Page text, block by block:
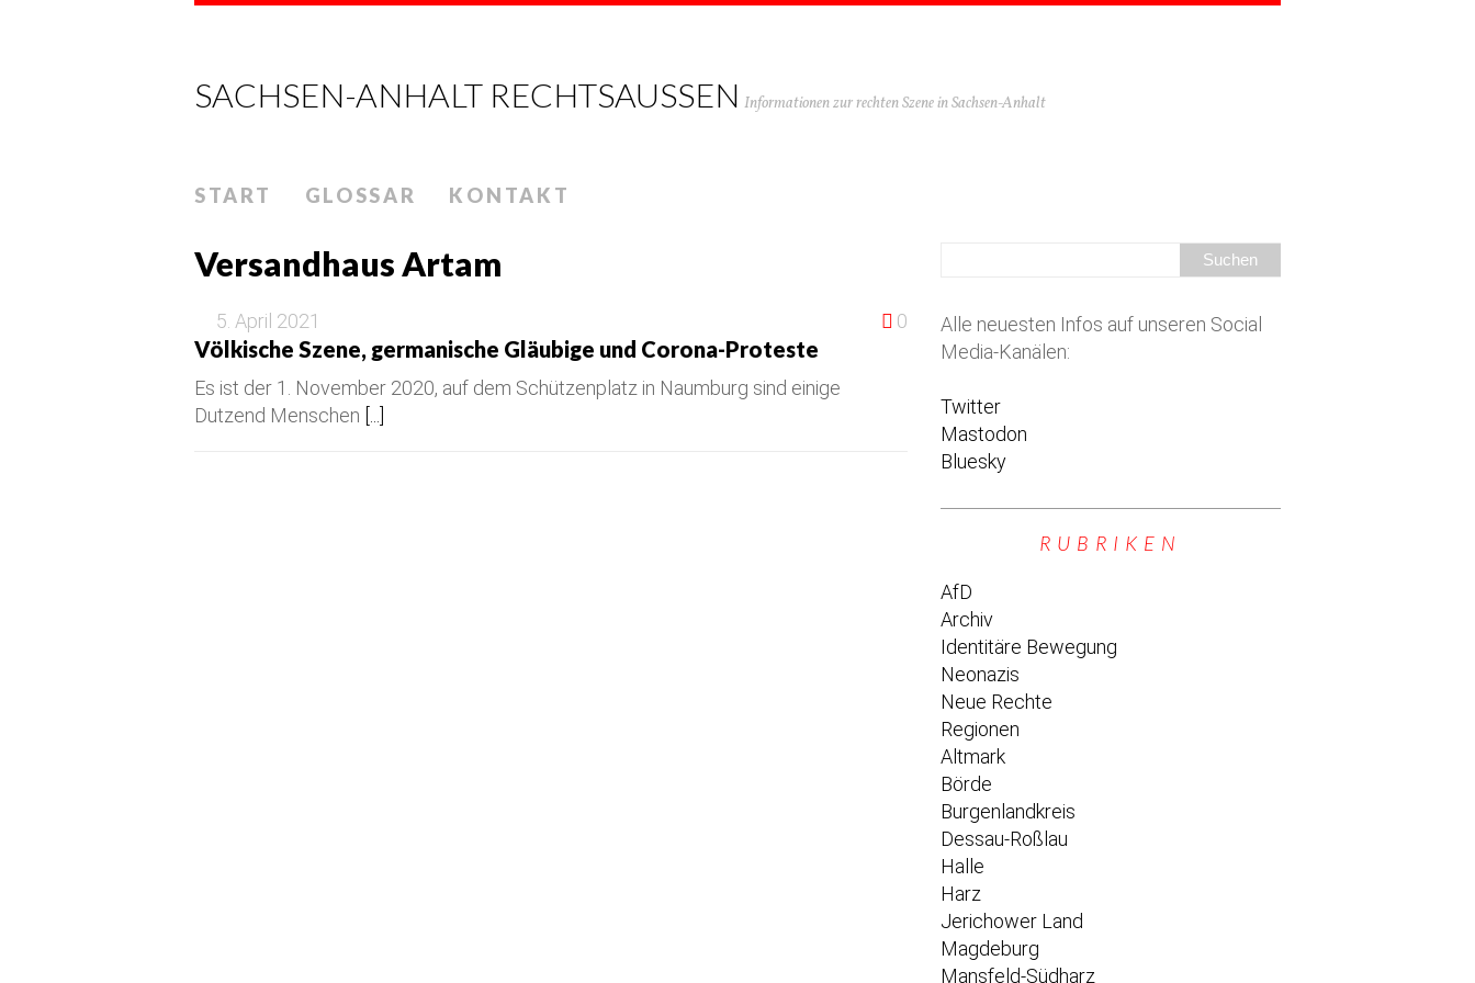
SACHSEN-ANHALT RECHTSAUSSEN Informationen zur rechten Szene in Sachsen-Anhalt
START GLOSSAR KONTAKT
Versandhaus Artam
5. April 2021 0
Völkische Szene, germanische Gläubige und Corona-Proteste
Es ist der 1. November 2020, auf dem Schützenplatz in Naumburg sind einige
Dutzend Menschen
Alle neuesten Infos auf unseren Social
Media-Kanälen:
Twitter
Mastodon
Bluesky
RUBRIKEN
AfD
Archiv
Identitäre Bewegung
Neonazis
Neue Rechte
Regionen
Altmark
Börde
Burgenlandkreis
Dessau-Roßlau
Halle
Harz
Jerichower Land
Magdeburg
Mansfeld-Südharz